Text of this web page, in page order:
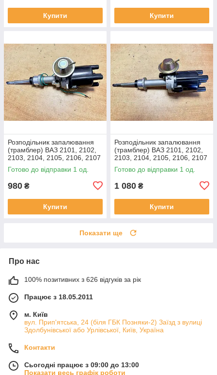
Купити Купити
Розподільник запалювання
(трамблер) ВАЗ 2101, 2102,
2103, 2104, 2105, 2106, 2107
(довгий шток, контактний,
1.5/1.6)
Готово до відправки 1 од.
980 ₴
Купити
Розподільник запалювання
(трамблер) ВАЗ 2101, 2102,
2103, 2104, 2105, 2106, 2107
(короткий шток,
безконтактний, 1,2/1,3)
Готово до відправки 1 од.
1 080 ₴
Купити
Показати ще
Про нас
100% позитивних з 626 відгуків за рік
Працює з 18.05.2011
м. Київ
вул. Прип'ятська, 24 (біля ГБК Позняки-2) Заїзд з вулиці
Здолбунівської або Урлівської, Київ, Україна
Контакти
Сьогодні працює з 09:00 до 13:00
Показати весь графік роботи